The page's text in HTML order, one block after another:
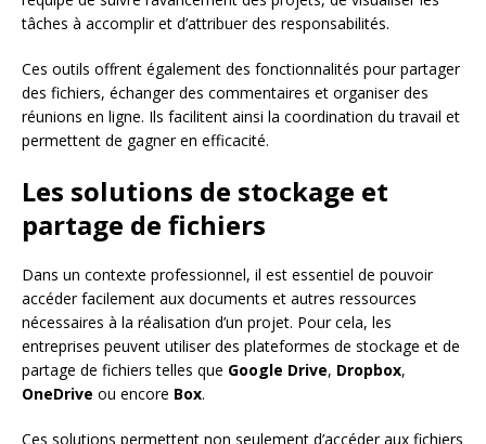
tâches à accomplir et d’attribuer des responsabilités.
Ces outils offrent également des fonctionnalités pour partager
des fichiers, échanger des commentaires et organiser des
réunions en ligne. Ils facilitent ainsi la coordination du travail et
permettent de gagner en efficacité.
Les solutions de stockage et
partage de fichiers
Dans un contexte professionnel, il est essentiel de pouvoir
accéder facilement aux documents et autres ressources
nécessaires à la réalisation d’un projet. Pour cela, les
entreprises peuvent utiliser des plateformes de stockage et de
partage de fichiers telles que Google Drive, Dropbox,
OneDrive ou encore Box.
Ces solutions permettent non seulement d’accéder aux fichiers